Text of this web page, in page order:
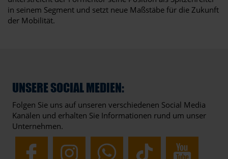
in seinem Segment und setzt neue Maßstäbe für die Zukunft
der Mobilität.
UNSERE SOCIAL MEDIEN:
Folgen Sie uns auf unseren verschiedenen Social Media
Kanälen und erhalten Sie Informationen rund um unser
Unternehmen.